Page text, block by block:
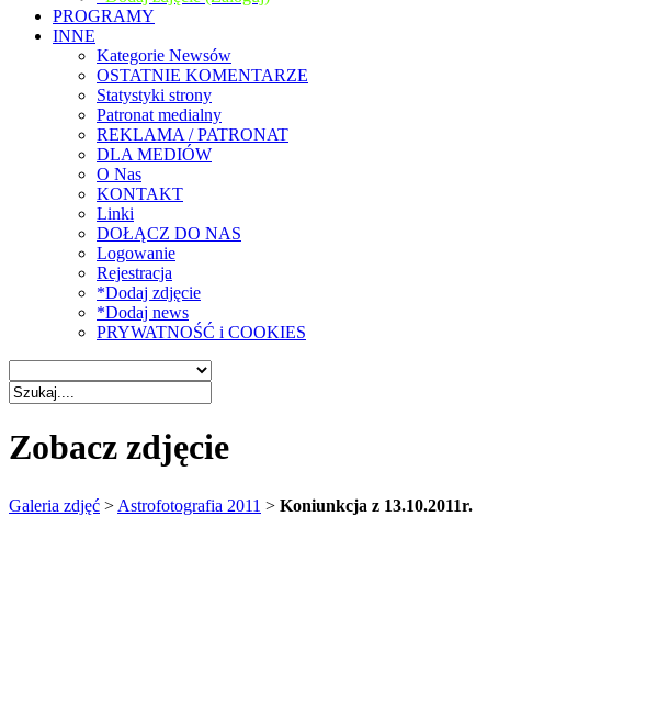
PROGRAMY
INNE
Kategorie Newsów
OSTATNIE KOMENTARZE
Statystyki strony
Patronat medialny
REKLAMA / PATRONAT
DLA MEDIÓW
O Nas
KONTAKT
Linki
DOŁĄCZ DO NAS
Logowanie
Rejestracja
*Dodaj zdjęcie
*Dodaj news
PRYWATNOŚĆ i COOKIES
Zobacz zdjęcie
Galeria zdjęć > Astrofotografia 2011 > Koniunkcja z 13.10.2011r.